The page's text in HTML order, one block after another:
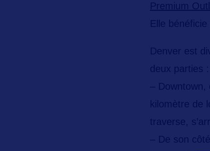
Premium
Elle
Denver est
deux parties :
– Downtown,
kilomètre de
traverse,
– De son côté